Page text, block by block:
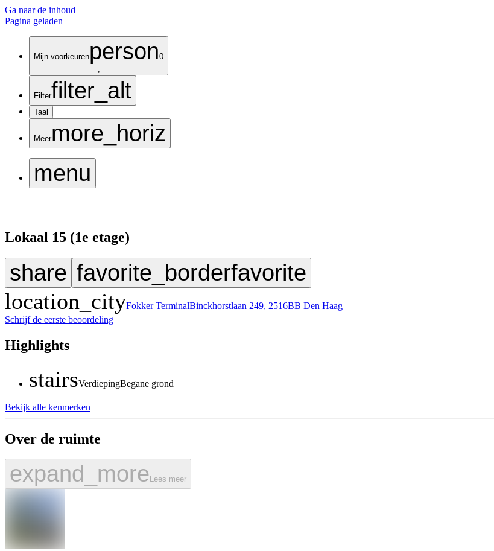
Ga naar de inhoud
Pagina geladen
Mijn voorkeurenperson0
,
Filterfilter_alt
Taal
Meermore_horiz
menu
Lokaal 15 (1e etage)
share favorite_borderfavorite
location_cityFokker TerminalBinckhorstlaan 249, 2516BB Den Haag
Schrijf de eerste beoordeling
Highlights
stairsVerdiepingBegane grond
Bekijk alle kenmerken
Over de ruimte
expand_more Lees meer